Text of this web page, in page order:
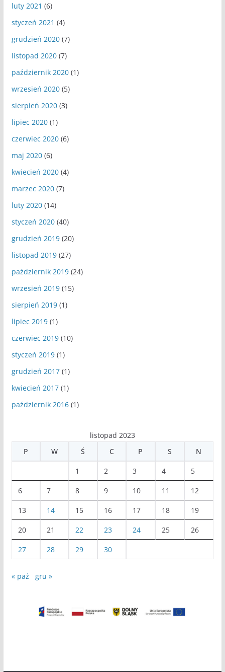
luty 2021 (6)
styczeń 2021 (4)
grudzień 2020(7)
listopad 2020(7)
październik 2020(1)
wrzesień 2020(5)
sierpień 2020(3)
lipiec 2020(1)
czerwiec 2020(6)
maj 2020(6)
kwiecień 2020(4)
marzec 2020(7)
luty 2020(14)
styczeń 2020(40)
grudzień 2019(20)
listopad 2019(27)
październik 2019(24)
wrzesień 2019(15)
sierpień 2019(1)
lipiec 2019(1)
czerwiec 2019(10)
styczeń 2019(1)
grudzień 2017(1)
kwiecień 2017(1)
październik 2016(1)
listopad 2023
P
W Ś C P S N
1 2 3 4 5
6 7 8 9 10 11 12
13 14 15 16 17 18 19
20 21 22 23 24 25 26
27 28 29 30
« paź gru »